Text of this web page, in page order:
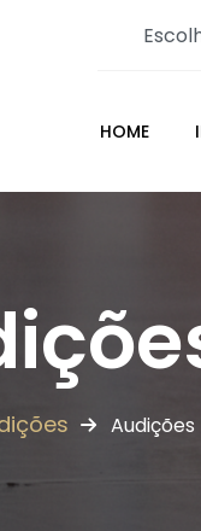
HOME
Audições